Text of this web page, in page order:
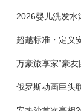
2026婴儿洗发水
超越标准・定义
万豪旅享家“豪